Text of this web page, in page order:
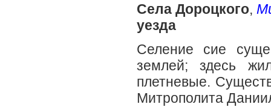
Села Дороцкого,
уезда
Селение сие
землей; здесь
плетневые.
Митрополита